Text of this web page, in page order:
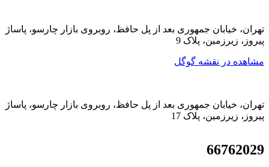
تهران، خیابان جمهوری بعد از پل حافظ، روبروی بازار چارسو، پاساژ
پیروز، زیرزمین، پلاک 9
مشاهده در نقشه گوگل
تهران، خیابان جمهوری بعد از پل حافظ، روبروی بازار چارسو، پاساژ
پیروز، زیرزمین، پلاک 17
66762029